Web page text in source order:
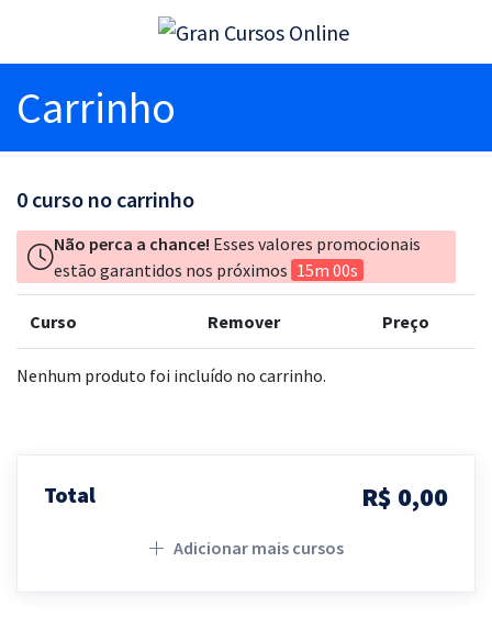
Carrinho
0 curso no carrinho
Não perca a chance! Esses valores promocionais
estão garantidos nos próximos 15m 00s
Curso Remover Preço
Nenhum produto foi incluído no carrinho.
Total R$ 0,00
Adicionar mais cursos